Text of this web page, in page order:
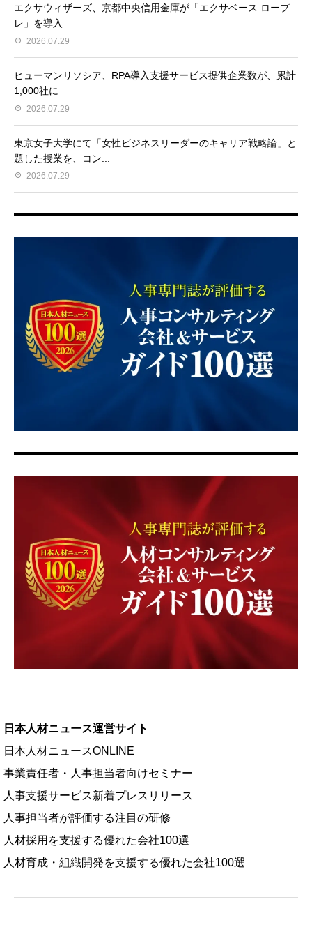
エクサウィザーズ、京都中央信用金庫が「エクサベース ロープ
レ」を導入
2026.07.29
ヒューマンリソシア、RPA導入支援サービス提供企業数が、累計
1,000社に
2026.07.29
東京女子大学にて「女性ビジネスリーダーのキャリア戦略論」と
題した授業を、コン...
2026.07.29
日本人材ニュース運営サイト
日本人材ニュースONLINE
事業責任者・人事担当者向けセミナー
人事支援サービス新着プレスリリース
人事担当者が評価する注目の研修
人材採用を支援する優れた会社100選
人材育成・組織開発を支援する優れた会社100選